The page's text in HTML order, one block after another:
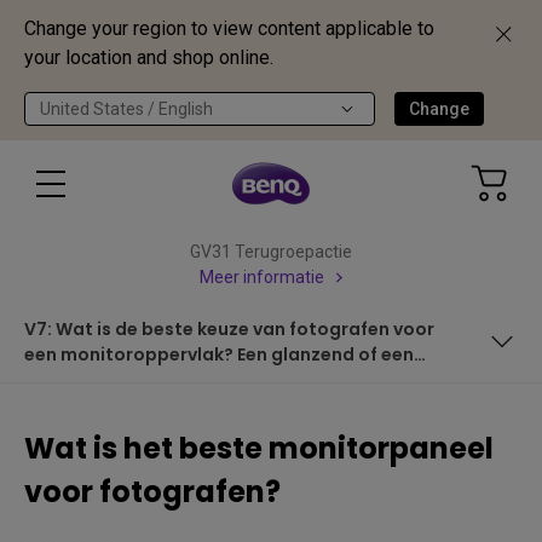
Change your region to view content applicable to
your location and shop online.
United States / English Change
GV31 Terugroepactie
Meer informatie
V7: Wat is de beste keuze van fotografen voor
een monitoroppervlak? Een glanzend of een
V2: Hoe zouden fotografen volledig gebruik moeten
maken van het monitorscherm?
Wat is het beste monitorpaneel
voor fotografen?